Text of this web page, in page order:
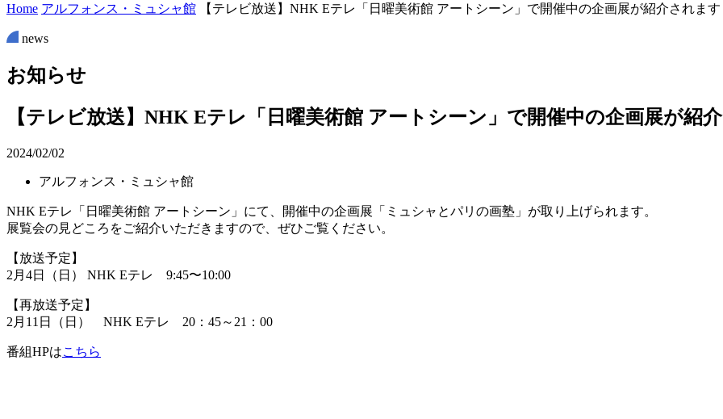
Home アルフォンス・ミュシャ館 【テレビ放送】NHK Eテレ「日曜美術館 アートシーン」で開催中の企画展が紹介されます
news
お知らせ
【テレビ放送】NHK Eテレ「日曜美術館 アートシーン」で開催中の企画展が紹
2024/02/02
アルフォンス・ミュシャ館
NHK Eテレ「日曜美術館 アートシーン」にて、開催中の企画展「ミュシャとパリの画塾」が取り上げられます。
展覧会の見どころをご紹介いただきますので、ぜひご覧ください。
【放送予定】
2月4日（日） NHK Eテレ 9:45〜10:00
【再放送予定】
2月11日（日） NHK Eテレ 20：45～21：00
番組HPはこちら